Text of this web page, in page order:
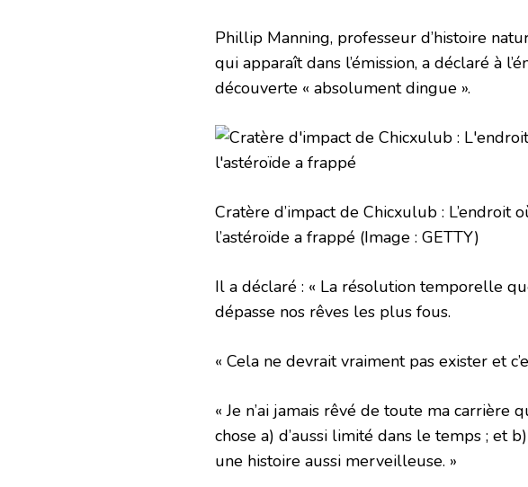
Phillip Manning, professeur d’histoire
qui apparaît dans l’émission, a déclaré à
découverte « absolument dingue ».
Cratère d’impact de Chicxulub : L’endroit
l’astéroïde a frappé (Image : GETTY)
Il a déclaré : « La résolution temporelle
dépasse nos rêves les plus fous.
« Cela ne devrait vraiment pas exister et
« Je n’ai jamais rêvé de toute ma
chose a) d’aussi limité dans le temps ; et
une histoire aussi merveilleuse. »